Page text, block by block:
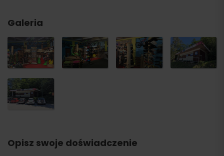
Galeria
Opisz swoje doświadczenie